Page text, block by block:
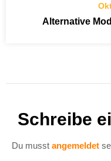
Alternative
Schreibe
Du musst angemeldet